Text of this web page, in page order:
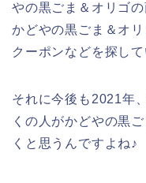
やの黒ごま＆オリゴ
かどやの黒ごま＆オ
クーポンなどを探し
それに今後も2021年
くの人がかどやの黒
くと思うんですよね♪